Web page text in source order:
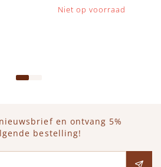
Niet op voorraad
en ontvang 5%
bestelling!